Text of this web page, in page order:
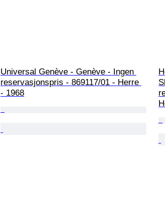
Universal Genève - Genève - Ingen
reservasjonspris - 869117/01 - Herre
- 1968